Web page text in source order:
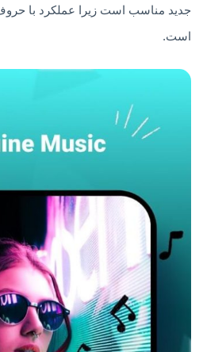
جدید مناسب است زیرا عملکرد با
است.